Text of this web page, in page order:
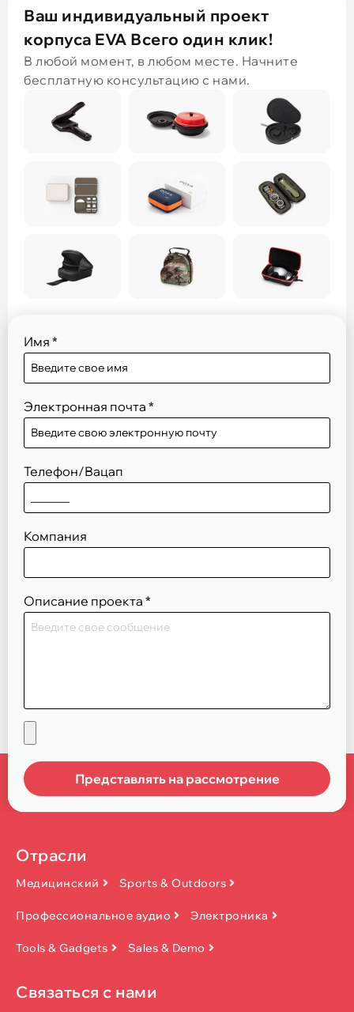
Имя *
Электронная почта *
Телефон/Вацап
Компания
Описание проекта *
Представлять на рассмотрение
Ваш индивидуальный проект
корпуса EVA Всего один клик!
В любой момент, в любом месте. Начните
бесплатную консультацию с нами.
Отрасли
Медицинский Sports & Outdoors
Профессиональное аудио Электроника
Tools & Gadgets Sales & Demo
Связаться с нами